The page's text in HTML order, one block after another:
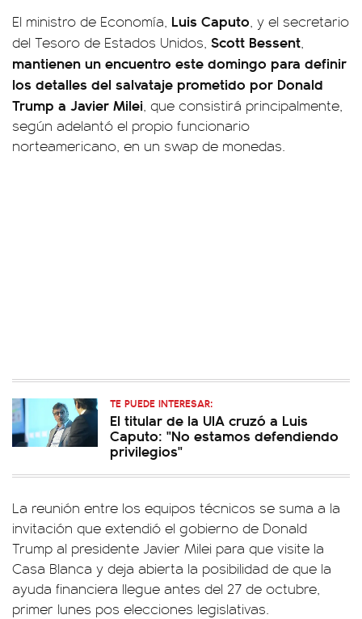
El ministro de Economía, Luis Caputo, y el secretario
del Tesoro de Estados Unidos, Scott Bessent,
mantienen un encuentro este domingo para definir
los detalles del salvataje prometido por Donald
Trump a Javier Milei, que consistirá principalmente,
según adelantó el propio funcionario
norteamericano, en un swap de monedas.
TE PUEDE INTERESAR:
El titular de la UIA cruzó a Luis
Caputo: "No estamos defendiendo
privilegios"
La reunión entre los equipos técnicos se suma a la
invitación que extendió el gobierno de Donald
Trump al presidente Javier Milei para que visite la
Casa Blanca y deja abierta la posibilidad de que la
ayuda financiera llegue antes del 27 de octubre,
primer lunes pos elecciones legislativas.